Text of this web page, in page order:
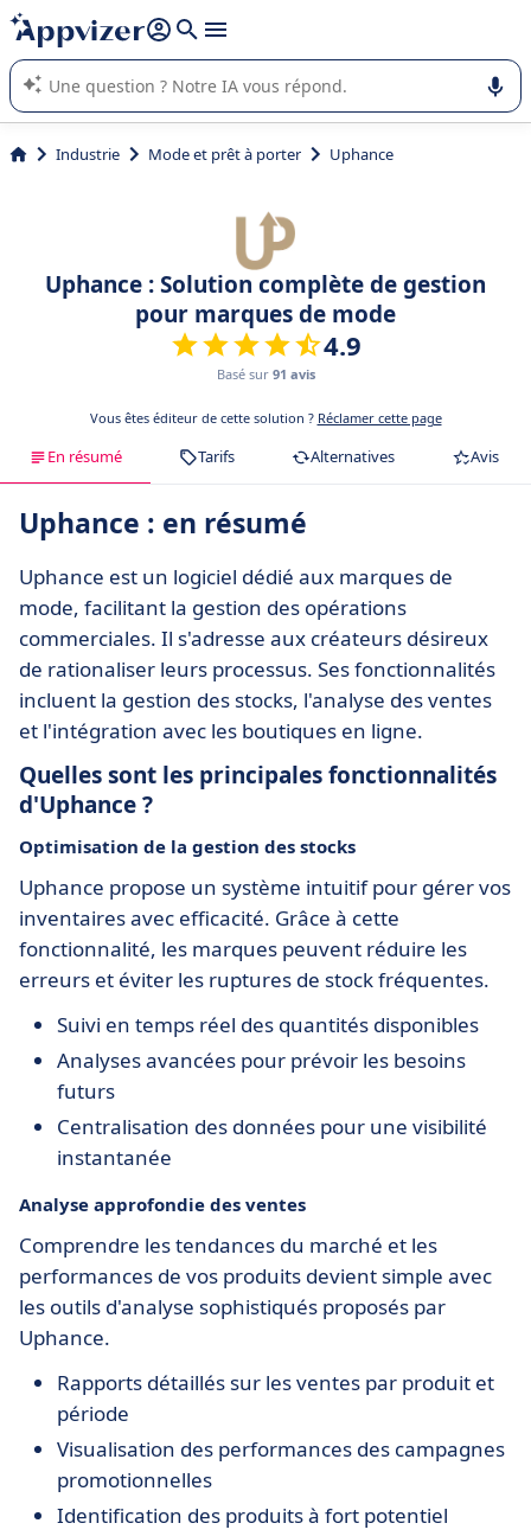
répondre (plusieurs lignes avec
L'IA de Appvizer vous guide dans l'utilisation ou la sélection de
logiciel SaaS en entreprise.
Industrie Mode et prêt à porter Uphance
Uphance : Solution complète de gestion
pour marques de mode
4.9
Basé sur 91 avis
Vous êtes éditeur de cette solution ? Réclamer cette page
En résumé Tarifs Alternatives Avis
Uphance : en résumé
Uphance est un logiciel dédié aux marques de
mode, facilitant la gestion des opérations
commerciales. Il s'adresse aux créateurs désireux
de rationaliser leurs processus. Ses fonctionnalités
incluent la gestion des stocks, l'analyse des ventes
et l'intégration avec les boutiques en ligne.
Quelles sont les principales fonctionnalités
d'Uphance ?
Optimisation de la gestion des stocks
Uphance propose un système intuitif pour gérer vos
inventaires avec efficacité. Grâce à cette
fonctionnalité, les marques peuvent réduire les
erreurs et éviter les ruptures de stock fréquentes.
Suivi en temps réel des quantités disponibles
Analyses avancées pour prévoir les besoins
futurs
Centralisation des données pour une visibilité
instantanée
Analyse approfondie des ventes
Comprendre les tendances du marché et les
performances de vos produits devient simple avec
les outils d'analyse sophistiqués proposés par
Uphance.
Rapports détaillés sur les ventes par produit et
période
Visualisation des performances des campagnes
promotionnelles
Identification des produits à fort potentiel